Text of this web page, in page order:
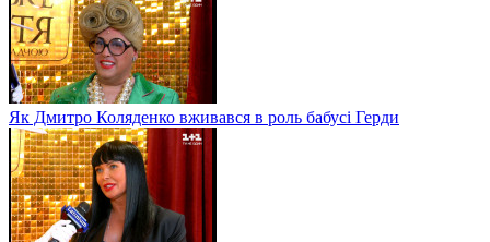
Як Дмитро Коляденко вживався в роль бабусі Герди